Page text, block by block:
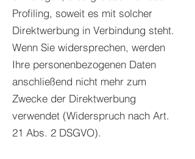
Profiling, soweit es mit solcher
Direktwerbung in Verbindung steht.
Wenn Sie widersprechen, werden
Ihre personenbezogenen Daten
anschließend nicht mehr zum
Zwecke der Direktwerbung
verwendet (Widerspruch nach Art.
21 Abs. 2 DSGVO).